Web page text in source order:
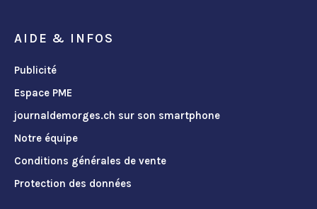
AIDE & INFOS
Publicité
Espace PME
journaldemorges.ch sur son smartphone
Notre équipe
Conditions générales de vente
Protection des données